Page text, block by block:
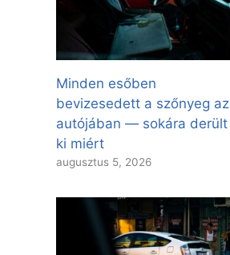
Minden esőben
bevizesedett a szőnyeg az
autójában — sokára derült
ki miért
augusztus 5, 2026